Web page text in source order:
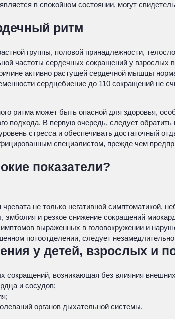
в спокойном состоянии, могут
ритм
группы, половой принадлежности,
частоты сердечных сокращений у взрослых
активно растущей сердечной мышцы
сердцебиение до 110 сокращений не
ритма может быть опасной для здоровья,
подхода. В первую очередь, следует
стресса и обеспечивать достаточный
специалистом, прежде чем
показатели?
чревата не только негативной симптоматикой,
эмболия и резкое снижение сокращений
выраженных в головокружении и
потоотделении, следует
у детей, взрослых и
сокращений, возникающая без влияния
и сосудов;
органов дыхательной системы.